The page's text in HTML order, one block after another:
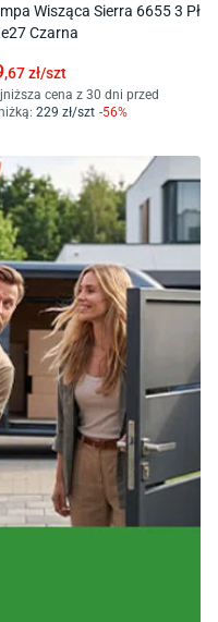
Wisząca Sierra 6655 3 Pł
Czarna
,67zł/szt
cena z 30 dni przed
229 zł/szt -56%